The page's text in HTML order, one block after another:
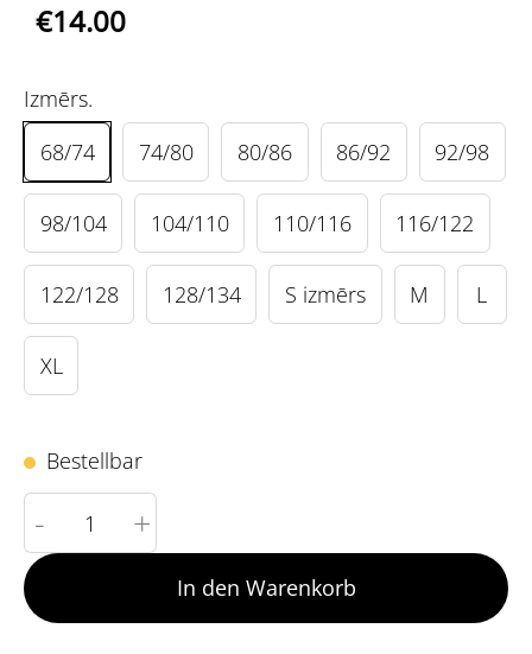
€14.00
Izmērs.
68/74
74/80 80/86 86/92 92/98
98/104 104/110 110/116 116/122
122/128 128/134 S izmērs M L
XL
Bestellbar
- +
In den Warenkorb